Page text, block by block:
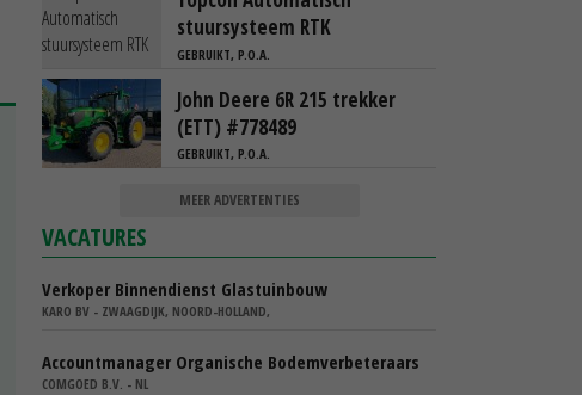
stuursysteem RTK
GEBRUIKT, P.O.A.
John Deere 6R 215 trekker
(ETT) #778489
GEBRUIKT, P.O.A.
MEER ADVERTENTIES
VACATURES
Verkoper Binnendienst Glastuinbouw
KARO BV - ZWAAGDIJK, NOORD-HOLLAND,
Accountmanager Organische Bodemverbeteraars
COMGOED B.V. - NL